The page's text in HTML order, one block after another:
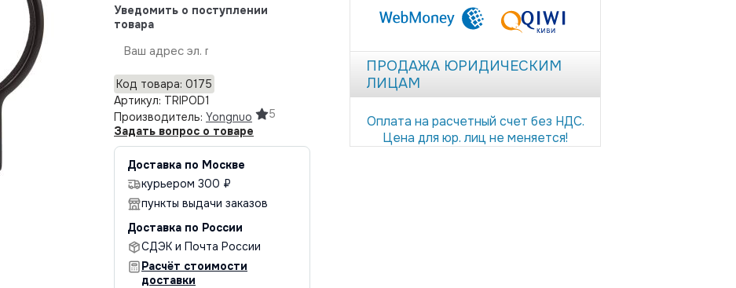
ПРОДАЖА ЮРИДИЧЕСКИМ
ЛИЦАМ
Оплата на расчетный счет без НДС.
Цена для юр. лиц не меняется!
Уведомить о поступлении
товара
Код товара: 0175
Артикул: TRIPOD1
Производитель: Yongnuo
5
Задать вопрос о товаре
Доставка по Москве
курьером 300 ₽
пункты выдачи заказов
Доставка по России
СДЭК и Почта России
Расчёт стоимости
доставки